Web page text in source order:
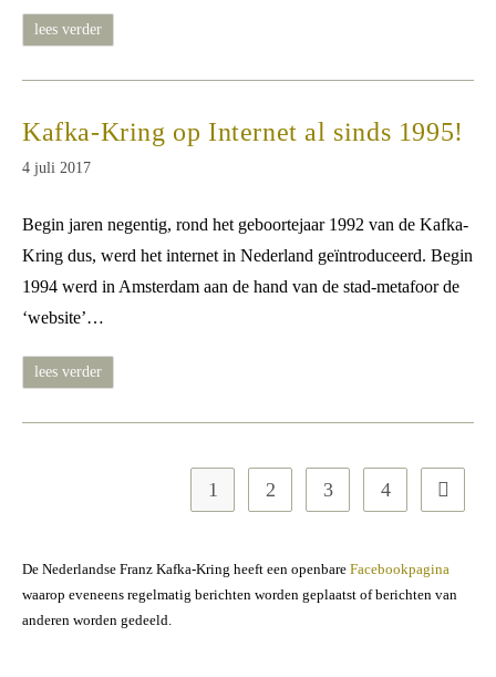
lees verderkafka
op
Kafka-Kring op Internet al sinds 1995!
Bericht
4 juli 2017
Begin jaren negentig, rond het geboortejaar 1992 van de Kafka-
Kring dus, werd het internet in Nederland geïntroduceerd. Begin
1994 werd in Amsterdam aan de hand van de stad-metafoor de
‘website’…
lees verderkafka-
kring
1 2 3 4
De Nederlandse Franz Kafka-Kring heeft een openbare Facebookpagina
waarop eveneens regelmatig berichten worden geplaatst of berichten van
anderen worden gedeeld.